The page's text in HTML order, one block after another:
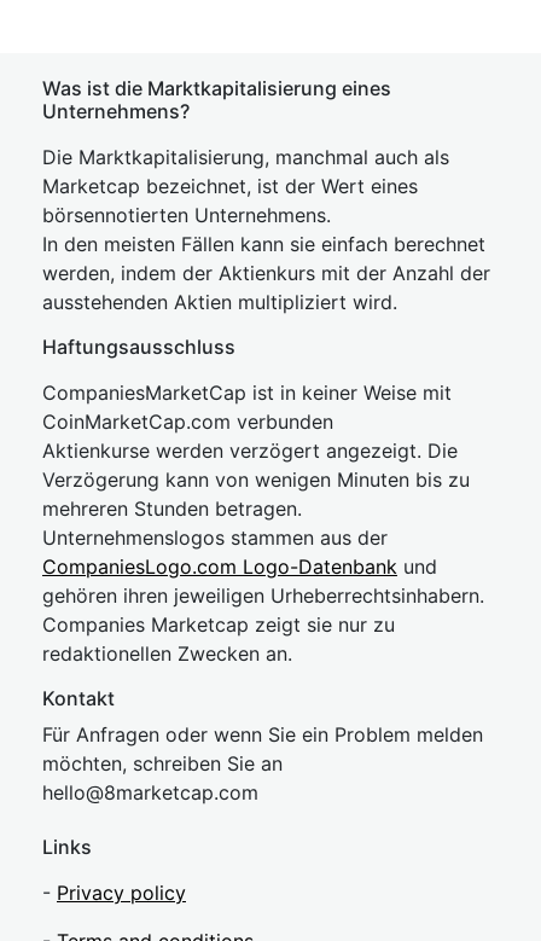
Was ist die Marktkapitalisierung eines
Unternehmens?
Die Marktkapitalisierung, manchmal auch als
Marketcap bezeichnet, ist der Wert eines
börsennotierten Unternehmens.
In den meisten Fällen kann sie einfach berechnet
werden, indem der Aktienkurs mit der Anzahl der
ausstehenden Aktien multipliziert wird.
Haftungsausschluss
CompaniesMarketCap ist in keiner Weise mit
CoinMarketCap.com verbunden
Aktienkurse werden verzögert angezeigt. Die
Verzögerung kann von wenigen Minuten bis zu
mehreren Stunden betragen.
Unternehmenslogos stammen aus der
CompaniesLogo.com Logo-Datenbank und
gehören ihren jeweiligen Urheberrechtsinhabern.
Companies Marketcap zeigt sie nur zu
redaktionellen Zwecken an.
Kontakt
Für Anfragen oder wenn Sie ein Problem melden
möchten, schreiben Sie an
hello@8marketcap.com
Links
- Privacy policy